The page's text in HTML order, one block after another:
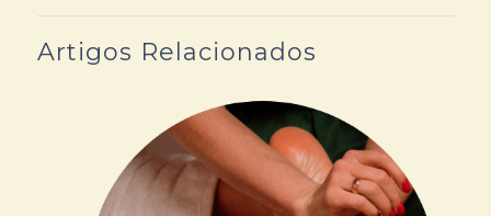
Artigos Relacionados